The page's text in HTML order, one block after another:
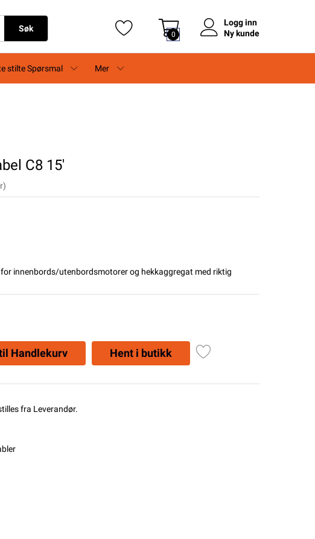
Søk
0
Logg inn
Ny kunde
stilte Spørsmal Mer
C8 15'
innenbords/utenbordsmotorer og hekkaggregat med riktig
Handlekurv Hent i butikk
fra Leverandør.